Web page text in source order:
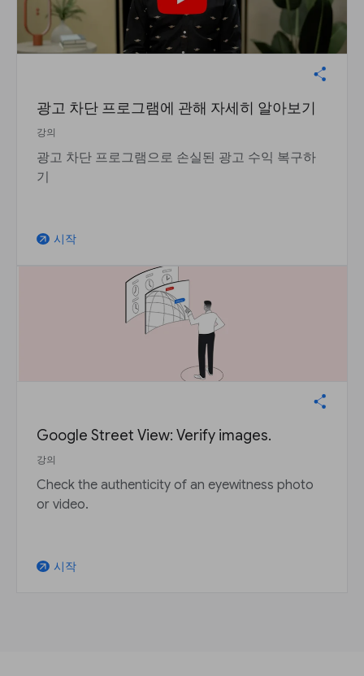
광고 차단 프로그램에 관해 자세히 알아보기
강의
광고 차단 프로그램으로 손실된 광고 수익 복구하
기
arrow_outward 시작
Google Street View: Verify images.
강의
Check the authenticity of an eyewitness photo
or video.
arrow_outward 시작